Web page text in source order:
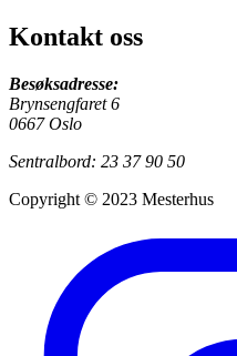
Kontakt oss
Besøksadresse:
Brynsengfaret 6
0667 Oslo
Sentralbord: 23 37 90 50
Copyright © 2023 Mesterhus